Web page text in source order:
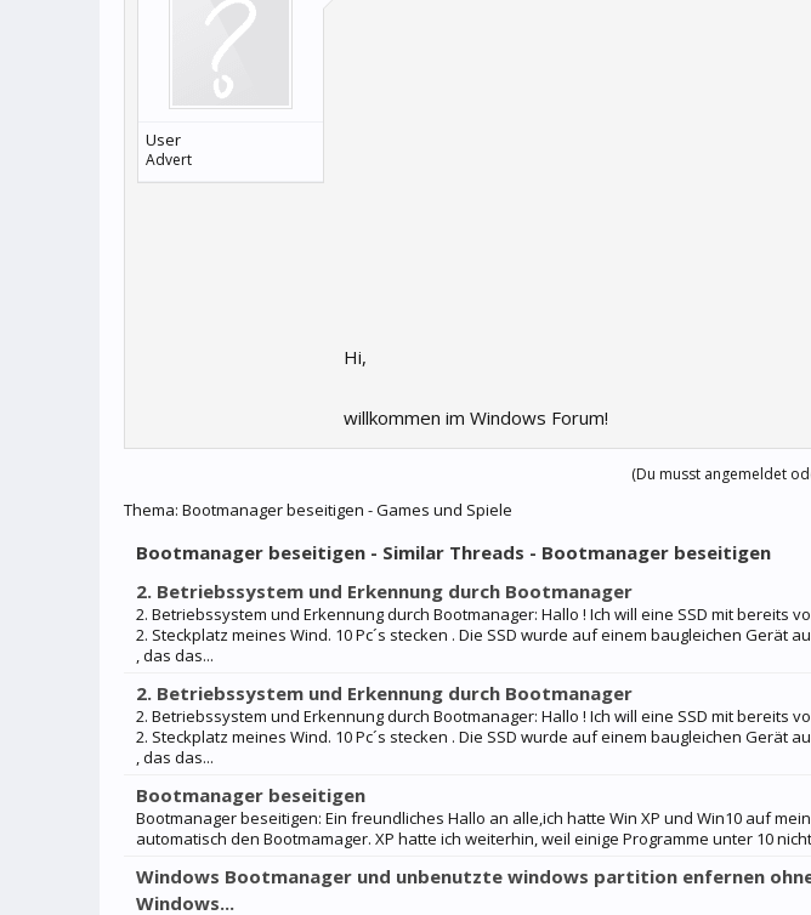
User
Advert
Hi,
willkommen im Windows Forum!
(Du musst angemeldet
Thema: Bootmanager beseitigen - Games und Spiele
Bootmanager beseitigen - Similar Threads - Bootmanager beseitigen
2. Betriebssystem und Erkennung durch Bootmanager
2. Betriebssystem und Erkennung durch Bootmanager: Hallo ! Ich will eine SSD mit bereits
2. Steckplatz meines Wind. 10 Pc´s stecken . Die SSD wurde auf einem baugleichen Gerät
, das das...
2. Betriebssystem und Erkennung durch Bootmanager
2. Betriebssystem und Erkennung durch Bootmanager: Hallo ! Ich will eine SSD mit bereits
2. Steckplatz meines Wind. 10 Pc´s stecken . Die SSD wurde auf einem baugleichen Gerät
, das das...
Bootmanager beseitigen
Bootmanager beseitigen: Ein freundliches Hallo an alle,ich hatte Win XP und Win10 auf
automatisch den Bootmamager. XP hatte ich weiterhin, weil einige Programme unter 10
Windows Bootmanager und unbenutzte windows partition enfernen
Windows...